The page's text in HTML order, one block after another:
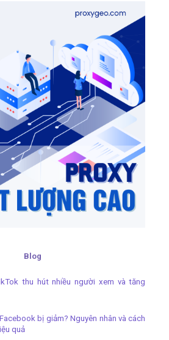
Blog
thu hút nhiều người xem và tăng
bị giảm? Nguyên nhân và cách
quả